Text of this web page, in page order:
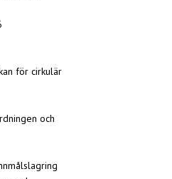
för cirkulär
och